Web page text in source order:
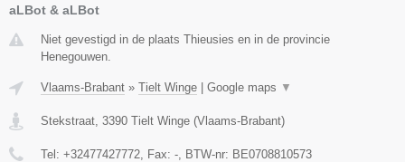
aLBot & aLBot
Niet gevestigd in de plaats Thieusies en in de provincie
Henegouwen.
Vlaams-Brabant » Tielt Winge Google maps ▼
Stekstraat 3390 Tielt Winge (Vlaams-Brabant)
Tel: +32477427772 , Fax: - , BTW-nr: BE0708810573